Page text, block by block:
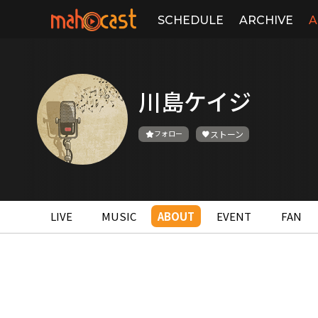
SCHEDULE ARCHIVE
川島ケイジ
フォロー ストーン
LIVE MUSIC ABOUT EVENT FAN